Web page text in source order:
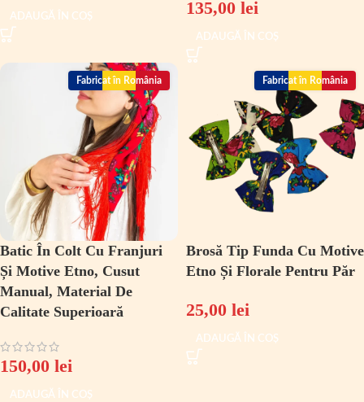
ADAUGĂ ÎN COȘ 135,00 lei
ADAUGĂ ÎN COȘ
Fabricat în România
Batic În Colt Cu Franjuri
Și Motive Etno, Cusut
Manual, Material De
Calitate Superioară
150,00 lei
ADAUGĂ ÎN COȘ
Fabricat în România
Brosă Tip Funda Cu Motive
Etno Și Florale Pentru Păr
25,00 lei
ADAUGĂ ÎN COȘ